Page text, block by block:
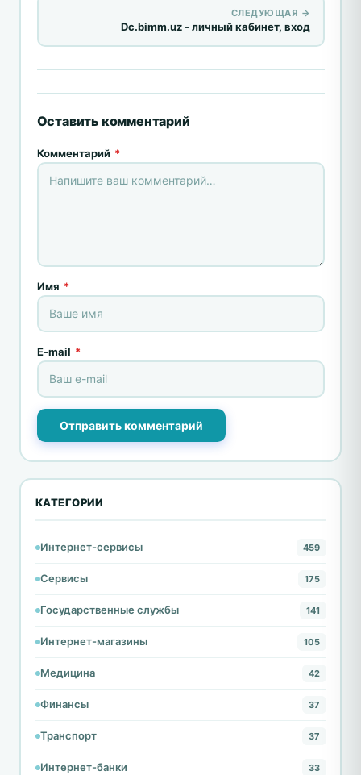
СЛЕДУЮЩАЯ →
Dc.bimm.uz - личный кабинет, вход
Оставить комментарий
Комментарий *
Имя *
E-mail *
Отправить комментарий
КАТЕГОРИИ
Интернет-сервисы 459
Сервисы 175
Государственные службы 141
Интернет-магазины 105
Медицина 42
Финансы 37
Транспорт 37
Интернет-банки 33